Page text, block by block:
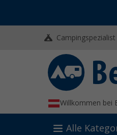
Willkommen bei
Alle